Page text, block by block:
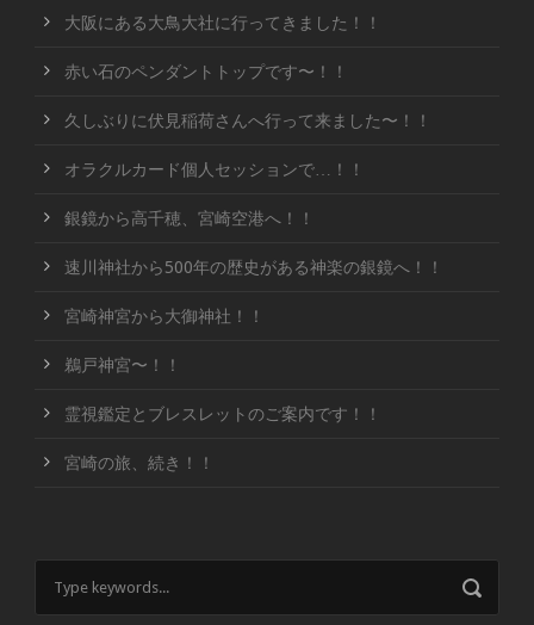
大阪にある大鳥大社に行ってきました！！
赤い石のペンダントトップです〜！！
久しぶりに伏見稲荷さんへ行って来ました〜！！
オラクルカード個人セッションで…！！
銀鏡から高千穂、宮崎空港へ！！
速川神社から500年の歴史がある神楽の銀鏡へ！！
宮崎神宮から大御神社！！
鵜戸神宮〜！！
霊視鑑定とブレスレットのご案内です！！
宮崎の旅、続き！！